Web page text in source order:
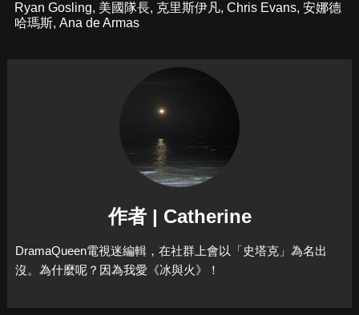
Ryan Gosling, 美國隊長, 克里斯伊凡, Chris Evans, 安娜德
哈瑪斯, Ana de Armas
作者 | Catherine
DramaQueen電視迷編輯，在社群上會以「史塔克」為名出
沒。為什麼呢？因為我愛《冰與火》！